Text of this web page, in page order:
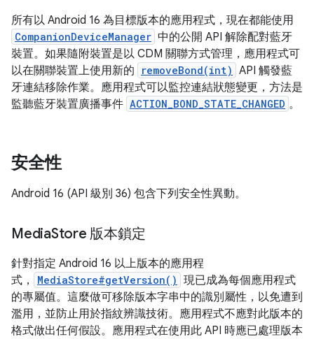
所有以 Android 16 為目標版本的應用程式，現在都能使用
CompanionDeviceManager 中的公開 API 解除配對藍牙
裝置。如果隨附裝置是以 CDM 關聯方式管理，應用程式可
以在關聯裝置上使用新的
removeBond(int) API 觸發藍
牙連結移除作業。應用程式可以監控連結狀態變更，方法是
監聽藍牙裝置廣播事件 ACTION_BOND_STATE_CHANGED 。
安全性
Android 16 (API 級別 36) 包含下列安全性異動。
MediaStore 版本鎖定
針對指定 Android 16 以上版本的應用程
式，
MediaStore#getVersion() 現已成為每個應用程式
的專屬值。這麼做可移除版本字串中的識別屬性，以免遭到
濫用，並防止用於指紋辨識技術。應用程式不應對此版本的
格式做出任何假設。應用程式在使用此 API 時應已處理版本